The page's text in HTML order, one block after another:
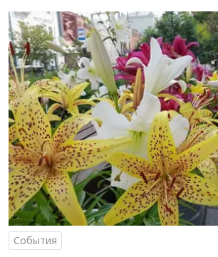
События